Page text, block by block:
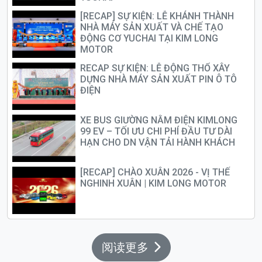
[RECAP] SỰ KIỆN: LỄ KHÁNH THÀNH
NHÀ MÁY SẢN XUẤT VÀ CHẾ TẠO
ĐỘNG CƠ YUCHAI TẠI KIM LONG
MOTOR
RECAP SỰ KIỆN: LỄ ĐỘNG THỔ XÂY
DỰNG NHÀ MÁY SẢN XUẤT PIN Ô TÔ
ĐIỆN
XE BUS GIƯỜNG NẰM ĐIỆN KIMLONG
99 EV – TỐI ƯU CHI PHÍ ĐẦU TƯ DÀI
HẠN CHO DN VẬN TẢI HÀNH KHÁCH
[RECAP] CHÀO XUÂN 2026 - VỊ THẾ
NGHINH XUÂN | KIM LONG MOTOR
阅读更多